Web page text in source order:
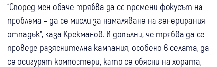
“Според мен обаче трябва да се промени фокусът на
проблема – да се мисли за намаляване на генерирания
отпадък“, каза Крекманов. И допълни, че трябва да се
проведе разяснителна кампания, особено в селата, да
се осигурят компостери, като се обясни на хората,